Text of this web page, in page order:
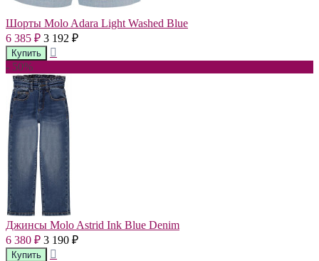
Шорты Molo Adara Light Washed Blue
6 385 ₽ 3 192 ₽
- 50%
Джинсы Molo Astrid Ink Blue Denim
6 380 ₽ 3 190 ₽